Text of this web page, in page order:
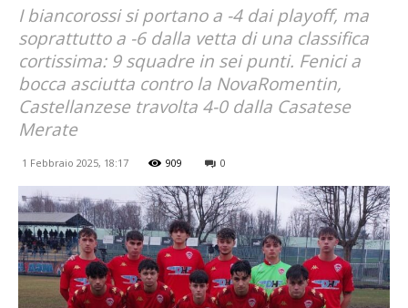
I biancorossi si portano a -4 dai playoff, ma
soprattutto a -6 dalla vetta di una classifica
cortissima: 9 squadre in sei punti. Fenici a
bocca asciutta contro la NovaRomentin,
Castellanzese travolta 4-0 dalla Casatese
Merate
1 Febbraio 2025, 18:17 909 0